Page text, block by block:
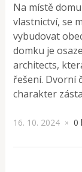
Na místě
vlastnictví, se
vybudovat
domku je
architects,
řešení. Dvorní
charakter
16. 10. 2024 × 0